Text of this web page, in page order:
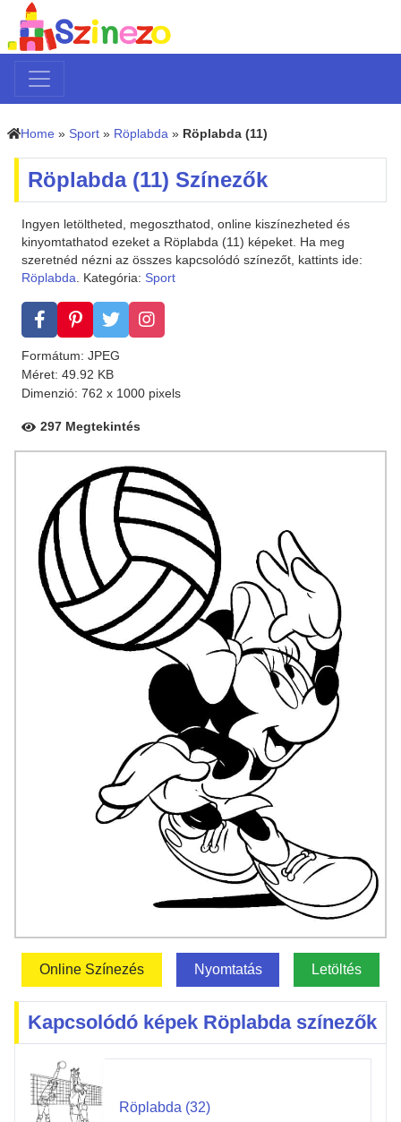
Home » Sport » Röplabda » Röplabda (11)
Röplabda (11) Színezők
Ingyen letöltheted, megoszthatod, online kiszínezheted és
kinyomtathatod ezeket a Röplabda (11) képeket. Ha meg
szeretnéd nézni az összes kapcsolódó színezőt, kattints ide:
Röplabda. Kategória: Sport
Formátum: JPEG
Méret: 49.92 KB
Dimenzió: 762 x 1000 pixels
297 Megtekintés
Online Színezés Nyomtatás Letöltés
Kapcsolódó képek Röplabda színezők
Röplabda (32)